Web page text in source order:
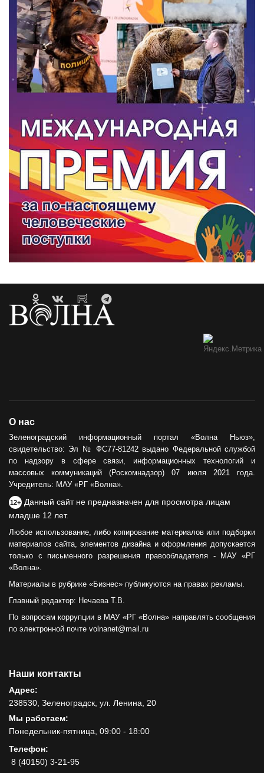
О нас
Зеленоградский информационный портал «Волна Ньюз»,
свидетельство: Эл № ФС77-81242 выдано Федеральной службой
по надзору в сфере связи, информационных технологий и
массовых коммуникаций (Роскомнадзор) 07 июля 2021 года.
Учредитель: МАУ «РГ «Волна».
12+ Данный сайт не предназначен для просмотра лицам
младше 12 лет.
Любое использование, либо копирование материалов или подборки
материалов сайта, элементов дизайна и оформления допускается
только с письменного разрешения правообладателя - МАУ «РГ
«Волна».
Материалы в рубрике «Бизнес» публикуются на правах рекламы.
Главный редактор: Нечаева Т.В.
По вопросам коррупции в МАУ «РГ «Волна» направлять сообщения
по электронной почте volnanet@mail.ru
Наши контакты
Адрес:
238530, Зеленоградск, ул. Ленина, 20
Мы работаем:
Понедельник-пятница, 09:00 - 18:00
Телефон:
8 (40150) 3-21-95